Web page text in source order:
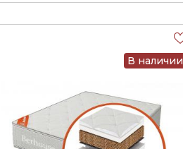
В наличии